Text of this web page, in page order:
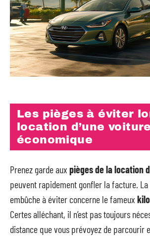
Les pièges à éviter
location d’une voiture
économique
Prenez garde aux pièges de la location
peuvent rapidement gonfler la facture.
embûche à éviter concerne le fameux
Certes alléchant, il n’est pas toujours
distance que vous prévoyez de parcourir